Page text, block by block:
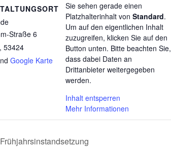
Straße 6
, 53424
Google Karte
Sie sehen gerade einen
Platzhalterinhalt von Standard.
Um auf den eigentlichen Inhalt
zuzugreifen, klicken Sie auf den
Button unten. Bitte beachten Sie,
dass dabei Daten an
Drittanbieter weitergegeben
werden.
Inhalt entsperren
Mehr Informationen
Frühjahrsinstandsetzung